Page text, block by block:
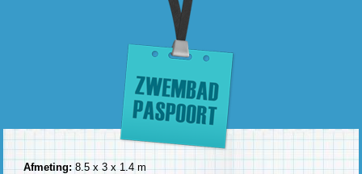
Afmeting:8.5 x 3 x 1.4 m